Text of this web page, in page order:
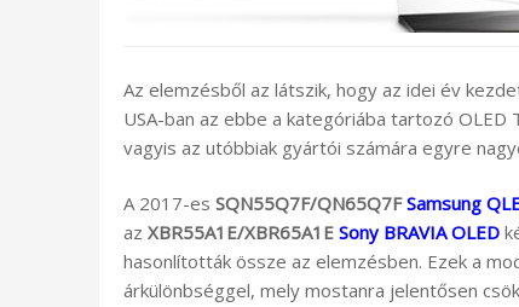
Az elemzésből az látszik, hogy az idei év
USA-ban az ebbe a kategóriába tartozó OLED
vagyis az utóbbiak gyártói számára egyre
A 2017-es SQN55Q7F/QN65Q7FSamsung
az XBR55A1E/XBR65A1E Sony BRAVIA OLED
hasonlították össze az elemzésben. Ezek a
árkülönbséggel, mely mostanra jelentősen